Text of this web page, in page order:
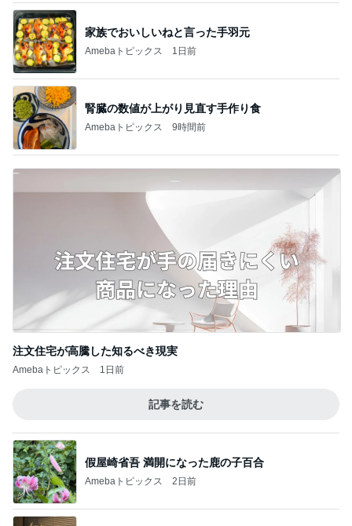
家族でおいしいねと言った手羽元
Amebaトピックス 1日前
腎臓の数値が上がり見直す手作り食
Amebaトピックス 9時間前
注文住宅が高騰した知るべき現実
Amebaトピックス 1日前
記事を読む
假屋崎省吾 満開になった鹿の子百合
Amebaトピックス 2日前